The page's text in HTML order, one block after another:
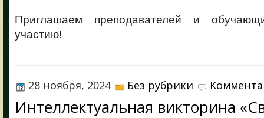
Приглашаем преподавателей и
участию!
28 ноября, 2024 Без рубрики
Интеллектуальная викторина